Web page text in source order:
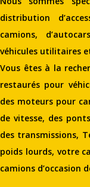
distribution
camions,
véhicules utilitaires
Vous êtes à la
restaurés pour
des moteurs pour
de vitesse, des
des transmissions,
poids lourds, votre
camions d’occasion